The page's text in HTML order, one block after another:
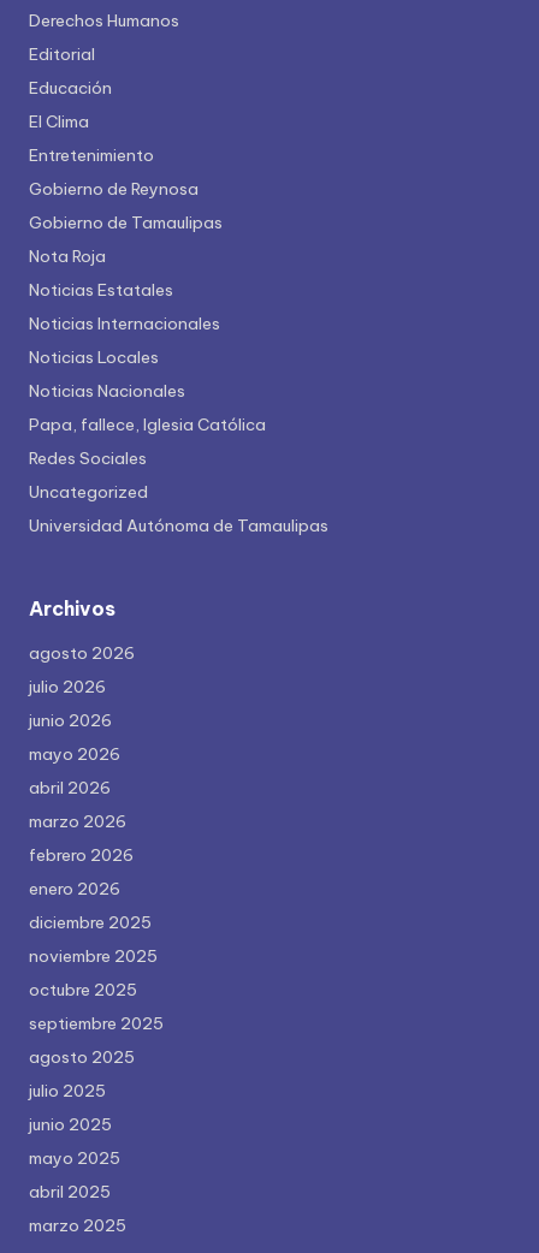
Derechos Humanos
Editorial
Educación
El Clima
Entretenimiento
Gobierno de Reynosa
Gobierno de Tamaulipas
Nota Roja
Noticias Estatales
Noticias Internacionales
Noticias Locales
Noticias Nacionales
Papa, fallece, Iglesia Católica
Redes Sociales
Uncategorized
Universidad Autónoma de Tamaulipas
Archivos
agosto 2026
julio 2026
junio 2026
mayo 2026
abril 2026
marzo 2026
febrero 2026
enero 2026
diciembre 2025
noviembre 2025
octubre 2025
septiembre 2025
agosto 2025
julio 2025
junio 2025
mayo 2025
abril 2025
marzo 2025